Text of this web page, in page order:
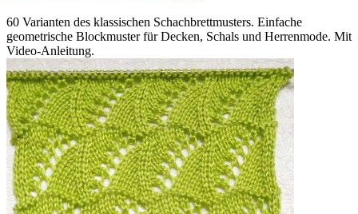
60 Varianten des klassischen Schachbrettmusters. Einfache
geometrische Blockmuster für Decken, Schals und Herrenmode. Mit
Video-Anleitung.